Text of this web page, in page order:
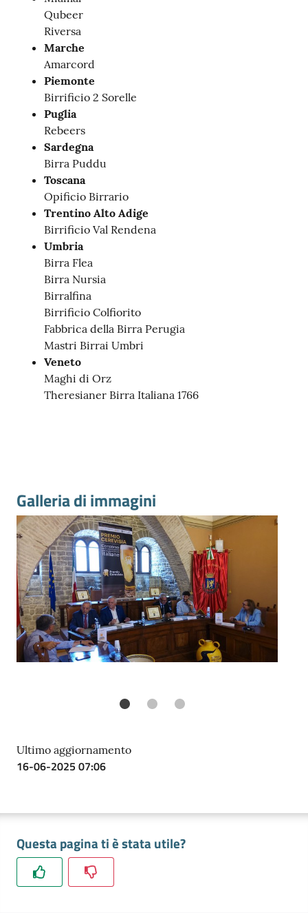
Qubeer
Riversa
Marche
Amarcord
Piemonte
Birrificio 2 Sorelle
Puglia
Rebeers
Sardegna
Birra Puddu
Toscana
Opificio Birrario
Trentino Alto Adige
Birrificio Val Rendena
Umbria
Birra Flea
Birra Nursia
Birralfina
Birrificio Colfiorito
Fabbrica della Birra Perugia
Mastri Birrai Umbri
Veneto
Maghi di Orz
Theresianer Birra Italiana 1766
Galleria di immagini
Previous
Ultimo aggiornamento
16-06-2025 07:06
Questa pagina ti è stata utile?